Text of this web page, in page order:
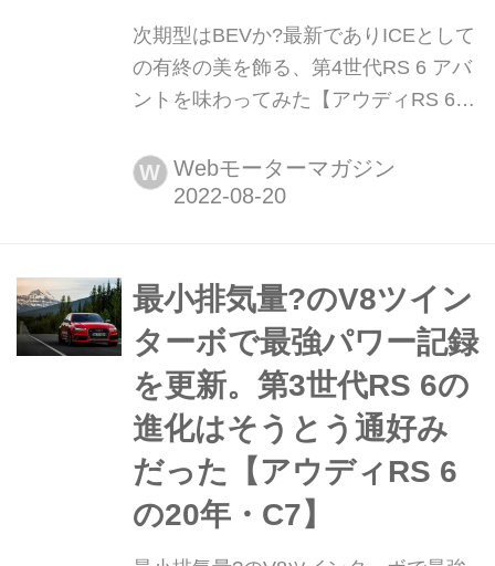
次期型はBEVか?最新でありICEとして
の有終の美を飾る、第4世代RS 6 アバ
ントを味わってみた【アウディRS 6の
ディ RS 6 アバント」が、2022年で20
周年を迎えた。最新世代のC8は、
率エンジンを搭載して、時代の最先端
を駆け抜けようとしている。その先に
待つのは、どうやらBEVという新...
W Webモーターマガジン
最小排気量?のV8ツイン
ターボで最強パワー記録
を更新。第3世代RS 6の
進化はそうとう通好み
だった【アウディRS 6
の20年・C7】